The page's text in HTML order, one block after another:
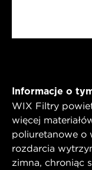
Informacje o
WIX Filtry
więcej
poliuretanowe o
rozdarcia
zimna, chroniąc